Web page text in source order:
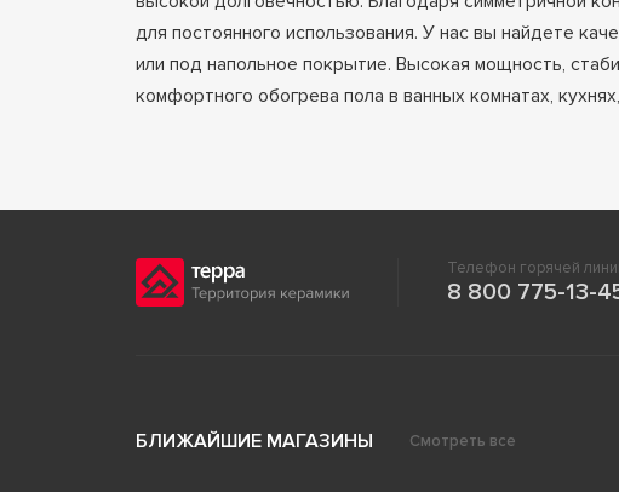
для постоянного использования. У нас вы найдете
или под напольное покрытие. Высокая мощность,
комфортного обогрева пола в ванных комнатах,
Телефон горячей
8 800 775-13-
БЛИЖАЙШИЕ МАГАЗИНЫ Смотреть все